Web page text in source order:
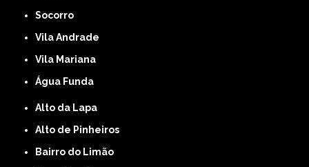
Socorro
Vila Andrade
Vila Mariana
Água Funda
Alto da Lapa
Alto de Pinheiros
Bairro do Limão